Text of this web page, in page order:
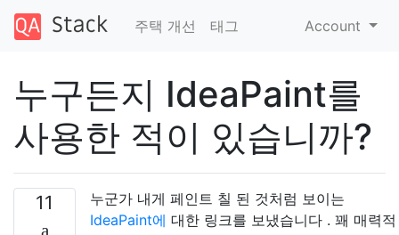
주택 개선 태그 Account
누구든지 IdeaPaint를
사용한 적이 있습니까?
11
누군가 내게 페인트 칠 된 것처럼 보이는
IdeaPaint에 대한 링크를 보냈습니다 . 꽤 매력적